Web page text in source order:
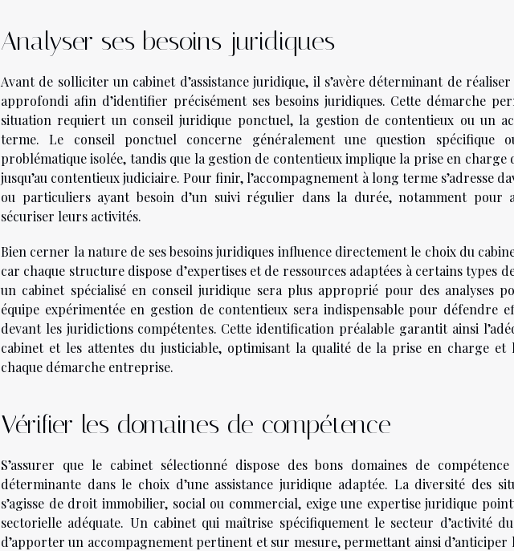
Analyser ses besoins juridiques
Avant de solliciter un cabinet d’assistance juridique, il s’avère déterminant de
approfondi afin d’identifier précisément ses besoins juridiques. Cette démarche
situation requiert un conseil juridique ponctuel, la gestion de contentieux ou un
terme. Le conseil ponctuel concerne généralement une question spécifique
problématique isolée, tandis que la gestion de contentieux implique la prise en charge
jusqu’au contentieux judiciaire. Pour finir, l’accompagnement à long terme s’adresse
ou particuliers ayant besoin d’un suivi régulier dans la durée, notamment pour
sécuriser leurs activités.
Bien cerner la nature de ses besoins juridiques influence directement le choix du
car chaque structure dispose d’expertises et de ressources adaptées à certains types
un cabinet spécialisé en conseil juridique sera plus approprié pour des analyses
équipe expérimentée en gestion de contentieux sera indispensable pour défendre
devant les juridictions compétentes. Cette identification préalable garantit ainsi
cabinet et les attentes du justiciable, optimisant la qualité de la prise en charge et
chaque démarche entreprise.
Vérifier les domaines de compétence
S’assurer que le cabinet sélectionné dispose des bons domaines de
déterminante dans le choix d’une assistance juridique adaptée. La diversité des
s’agisse de droit immobilier, social ou commercial, exige une expertise juridique
sectorielle adéquate. Un cabinet qui maîtrise spécifiquement le secteur d’activité
d’apporter un accompagnement pertinent et sur mesure, permettant ainsi d’anticiper